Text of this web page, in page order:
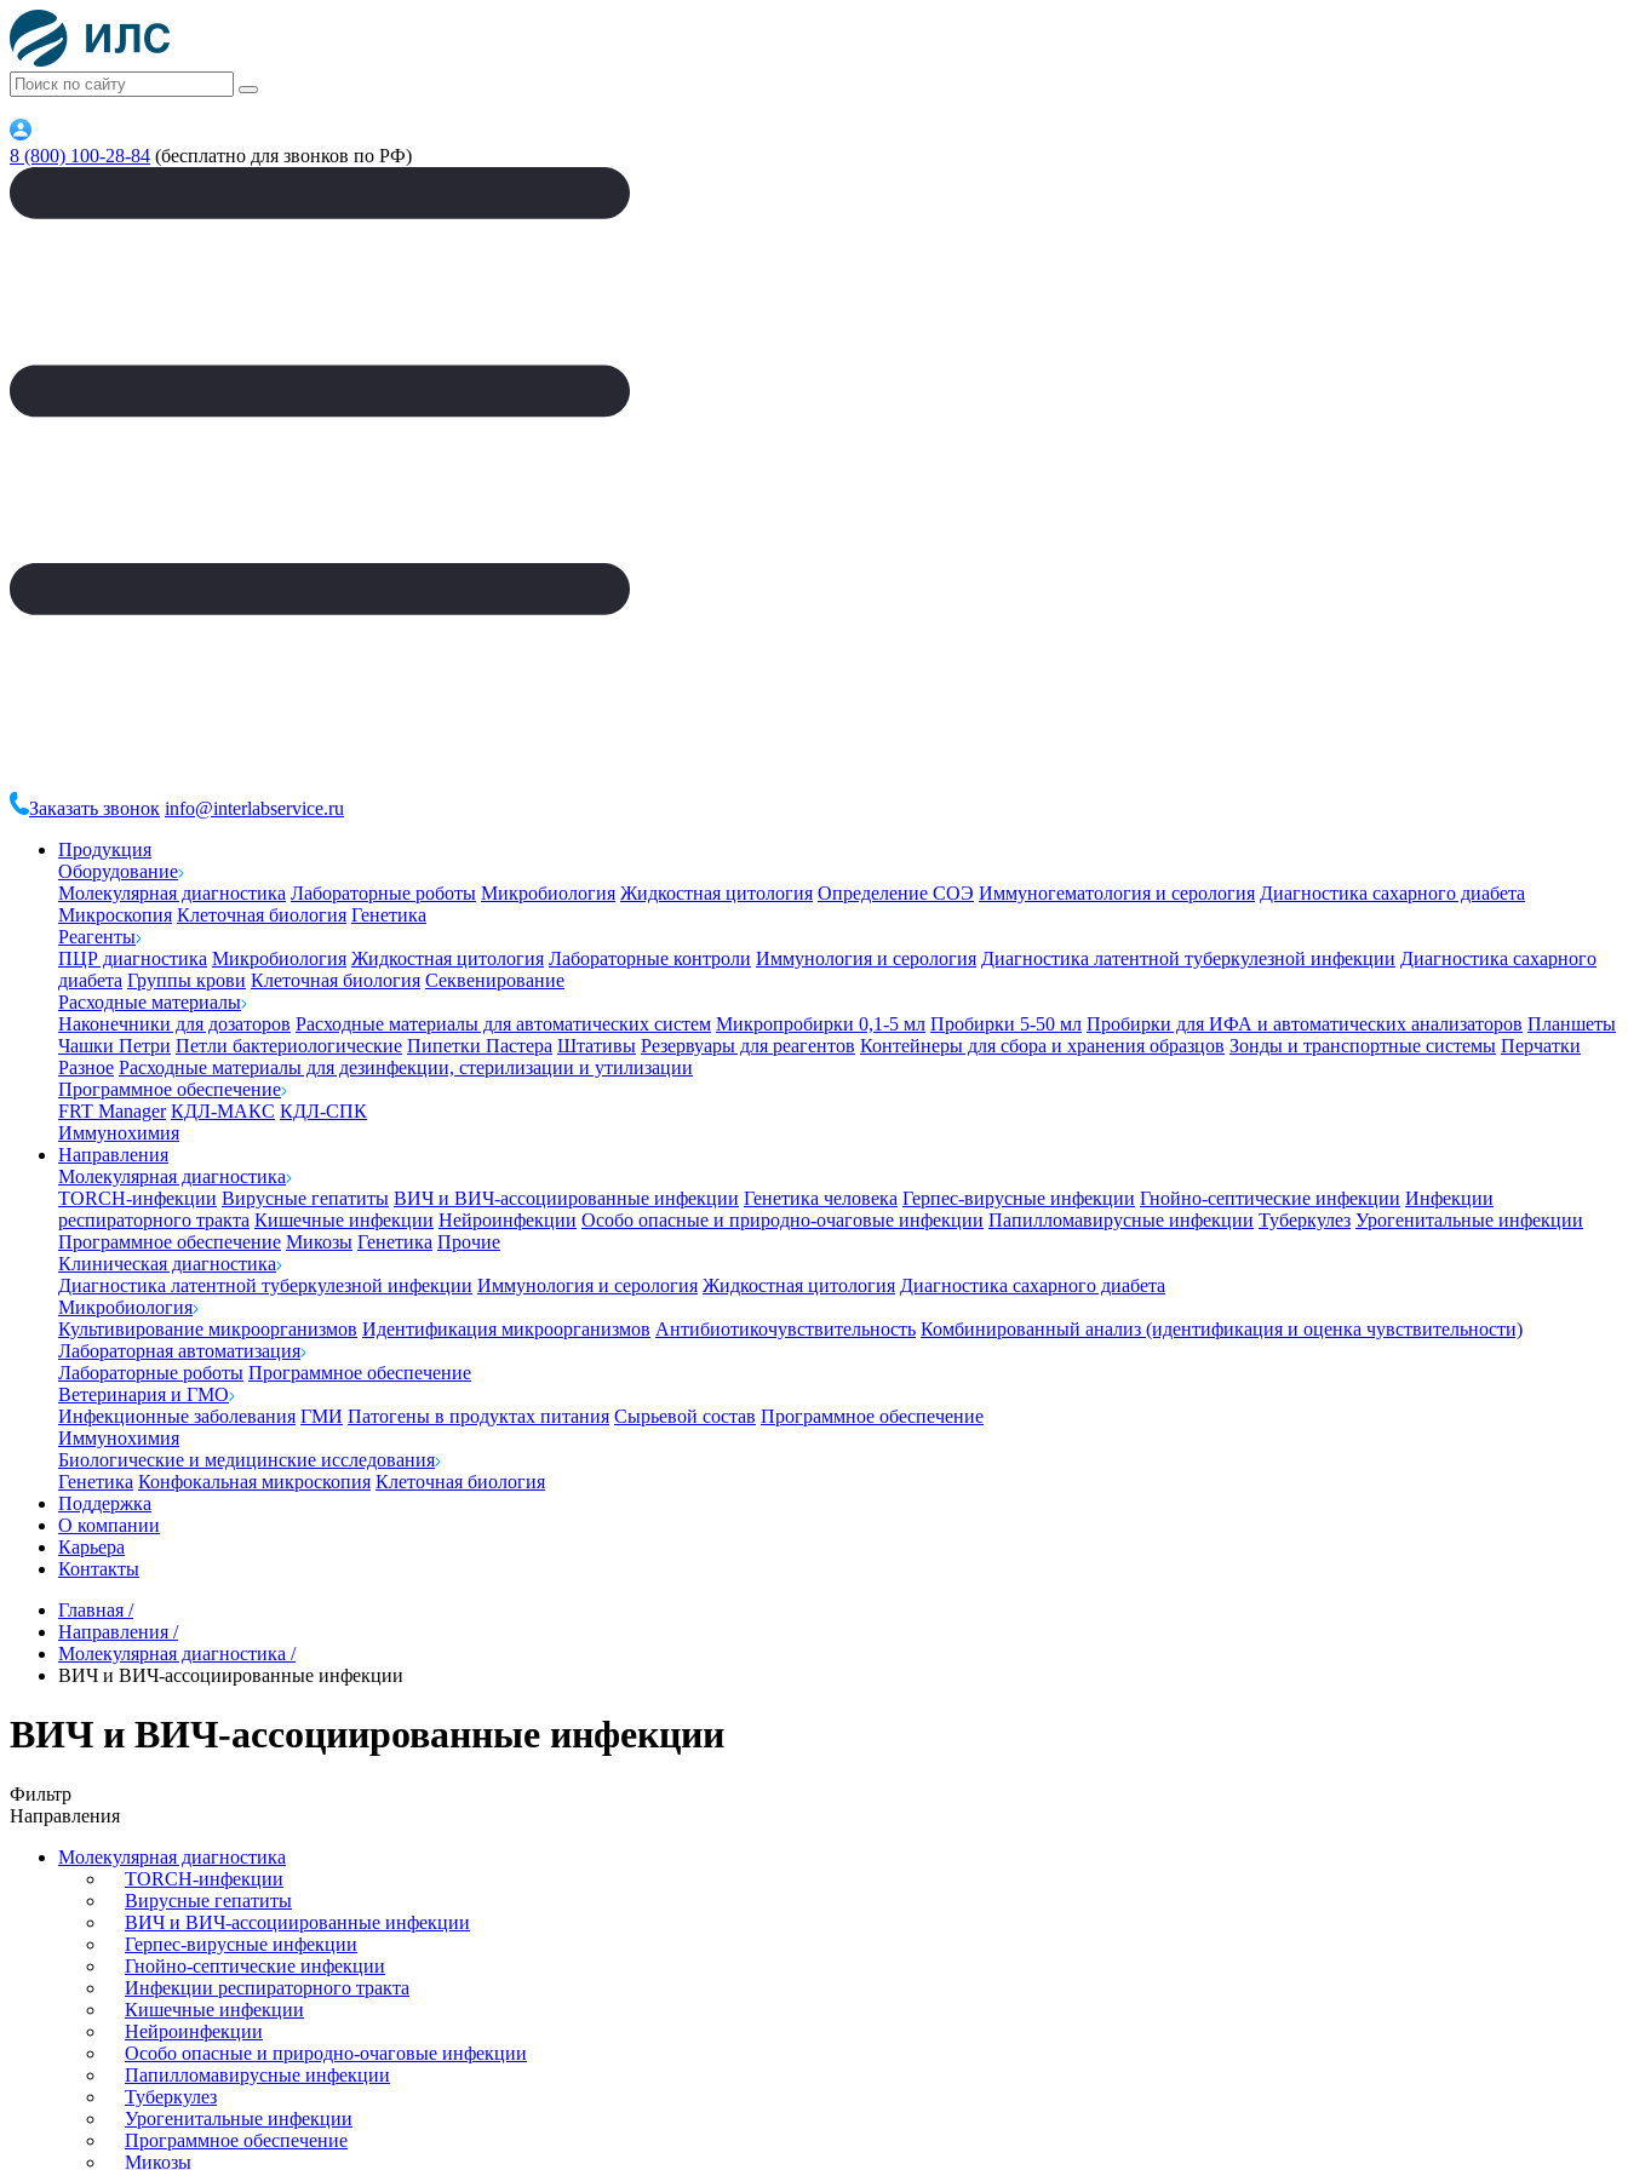
8 (800) 100-28-84 (бесплатно для звонков по РФ)
Заказать звонок info@interlabservice.ru
Продукция
Оборудование
Молекулярная диагностика Лабораторные роботы Микробиология Жидкостная цитология Определение СОЭ Иммуногематология и серология Диагностика сахарного диабета
Микроскопия Клеточная биология Генетика
Реагенты
ПЦР диагностика Микробиология Жидкостная цитология Лабораторные контроли Иммунология и серология Диагностика латентной туберкулезной инфекции Диагностика сахарного
диабета Группы крови Клеточная биология Секвенирование
Расходные материалы
Наконечники для дозаторов Расходные материалы для автоматических систем Микропробирки 0,1-5 мл Пробирки 5-50 мл Пробирки для ИФА и автоматических анализаторов Планшеты
Чашки Петри Петли бактериологические Пипетки Пастера Штативы Резервуары для реагентов Контейнеры для сбора и хранения образцов Зонды и транспортные системы Перчатки
Разное Расходные материалы для дезинфекции, стерилизации и утилизации
Программное обеспечение
FRT Manager КДЛ-МАКС КДЛ-СПК
Иммунохимия
Направления
Молекулярная диагностика
TORCH-инфекции Вирусные гепатиты ВИЧ и ВИЧ-ассоциированные инфекции Генетика человека Герпес-вирусные инфекции Гнойно-септические инфекции Инфекции
респираторного тракта Кишечные инфекции Нейроинфекции Особо опасные и природно-очаговые инфекции Папилломавирусные инфекции Туберкулез Урогенитальные инфекции
Программное обеспечение Микозы Генетика Прочие
Клиническая диагностика
Диагностика латентной туберкулезной инфекции Иммунология и серология Жидкостная цитология Диагностика сахарного диабета
Микробиология
Культивирование микроорганизмов Идентификация микроорганизмов Антибиотикочувствительность Комбинированный анализ (идентификация и оценка чувствительности)
Лабораторная автоматизация
Лабораторные роботы Программное обеспечение
Ветеринария и ГМО
Инфекционные заболевания ГМИ Патогены в продуктах питания Сырьевой состав Программное обеспечение
Иммунохимия
Биологические и медицинские исследования
Генетика Конфокальная микроскопия Клеточная биология
Поддержка
О компании
Карьера
Контакты
Главная /
Направления /
Молекулярная диагностика /
ВИЧ и ВИЧ-ассоциированные инфекции
ВИЧ и ВИЧ-ассоциированные инфекции
Фильтр
Направления
Молекулярная диагностика
TORCH-инфекции
Вирусные гепатиты
ВИЧ и ВИЧ-ассоциированные инфекции
Герпес-вирусные инфекции
Гнойно-септические инфекции
Инфекции респираторного тракта
Кишечные инфекции
Нейроинфекции
Особо опасные и природно-очаговые инфекции
Папилломавирусные инфекции
Туберкулез
Урогенитальные инфекции
Программное обеспечение
Микозы